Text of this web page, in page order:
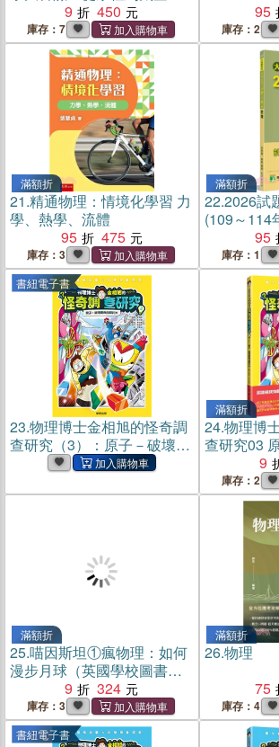
腦洞大開的226個物理現象與
原理
9 450
庫存：7
95
庫存：2
滿額折
21.精通物理：情境化學習 力
學、熱學、流體
95
475
庫存：3
滿額折
22.2026試
(109～114
95
庫存：1
書紐電子書
23.物理博士金相旭的怪奇調
查研究（3）：原子－破壞慶
典的阿托米(電子書)
滿額折
24.物理博
查研究03
阿托米（
收藏閃卡
9
庫存：2
滿額折
25.喵因斯坦①瘋物理：如何
漫步月球（英國學校圖書館
協會入選書單）
9 324
庫存：3
滿額折
26.物理
75
庫存：4
書紐電子書